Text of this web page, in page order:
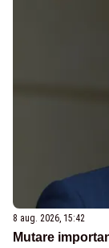
8 aug. 2026, 15:42
Mutare